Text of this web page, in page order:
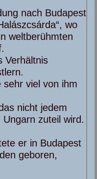
nach Budapest
wo
weltberühmten
Verhältnis
sehr viel von ihm
nicht jedem
zuteil wird.
er in Budapest
geboren,